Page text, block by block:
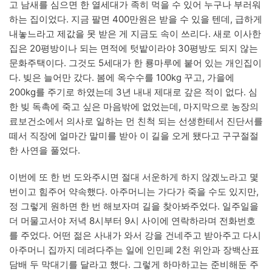
고 남새를 심으면 한 열세대가 족히 먹을 수 있어 누구나 부러워
하는 집이었다. 지금 팔면 400만원은 받을 수 있을 텐데, 급하게
내놓느라고 제값을 못 받은 게 지금도 속이 쓰리다. 새로 이사한
집은 20평방이나 되는 면적에 텃밭이라야 30평방도 되지 않는
문화주택이다. 그것도 5세대가 한 룡마루에 붙어 있는 개인집이
다. 빚은 늘어만 갔다. 봄에 옥수수를 100kg 꾸고, 가을에
200kg를 주기로 하였는데 3년 내내 제대로 갚은 적이 없다. 심
한 빚 독촉에 죽고 싶은 마음밖에 없었는데, 마지막으로 농장의
료보건소에서 의사로 일하는 먼 친척 되는 선생한테서 진단서를
떼서 직장에 얼마간 말미를 받아 이 길을 오게 됐다고 구구절절
한 사연을 풀었다.
이번에 또 한 번 도와주시면 절대 서운하게 하지 않겠노라고 몇
번이고 힘주어 약속했다. 아주머니는 가다가 죽을 수도 있지만,
정 그렇게 원하면 한 번 해보자며 길을 찾아봐주었다. 일주일을
더 머물고서야 저녁 8시부터 9시 사이에 연락하라며 전화번호
를 주었다. 어떤 젊은 사내가 와서 강을 건네주고 받아주고 다시
아주머니 집까지 데려다주는 일에 인민폐 2천 위안과 장백산표
담배 두 막대기를 달라고 했다. 그렇게 하마하고는 준비해둔 주